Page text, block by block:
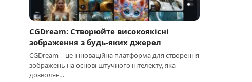
CGDream: Створюйте високоякісні
зображення з будь-яких джерел
CGDream – це інноваційна платформа для створення
зображень на основі штучного інтелекту, яка
дозволяє…